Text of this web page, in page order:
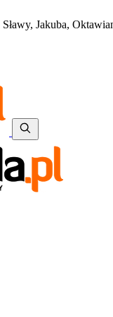
Sławy, Jakuba,